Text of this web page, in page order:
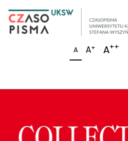
A A+ A++